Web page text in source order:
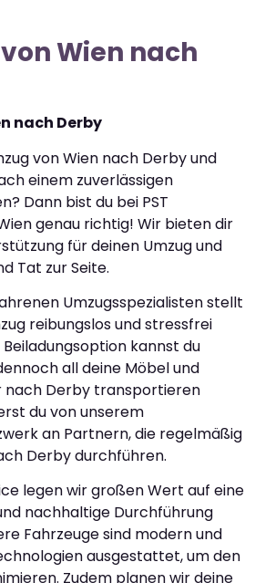
Wien nach
nach Derby
von Wien nach Derby und
einem zuverlässigen
Dann bist du bei PST
genau richtig! Wir bieten dir
für deinen Umzug und
Tat zur Seite.
Umzugsspezialisten stellt
reibungslos und stressfrei
kannst du
all deine Möbel und
nach Derby transportieren
du von unserem
an Partnern, die regelmäßig
Derby durchführen.
legen wir großen Wert auf eine
nachhaltige Durchführung
Fahrzeuge sind modern und
ausgestattet, um den
Zudem planen wir deine